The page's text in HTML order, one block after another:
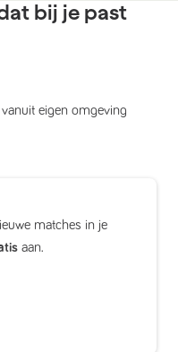
bij je past
eigen omgeving
matches in je
aan.